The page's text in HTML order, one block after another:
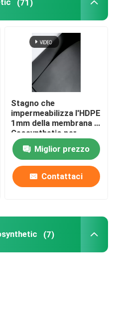
filamento
(71)
Stagno che
impermeabilizza l'HDPE
1mm della membrana di
Geosynthetic per
protezione
dell'ambienteMiglior prezzo
Contattaci
(7)